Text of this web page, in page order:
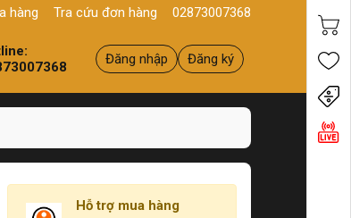
HCM Sản phẩmChính hãng - Chất lượng
hàng Tra cứu đơn hàng 02873007368
Đăng nhập Đăng ký
Hỗ trợ mua hàng